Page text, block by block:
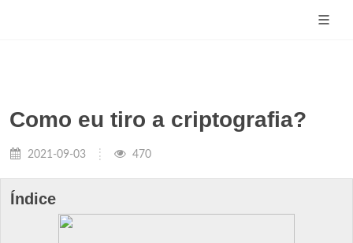
Como eu tiro a criptografia?
2021-09-03 470
Índice